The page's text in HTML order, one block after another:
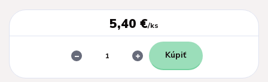
5,40 €/ks
Kúpiť